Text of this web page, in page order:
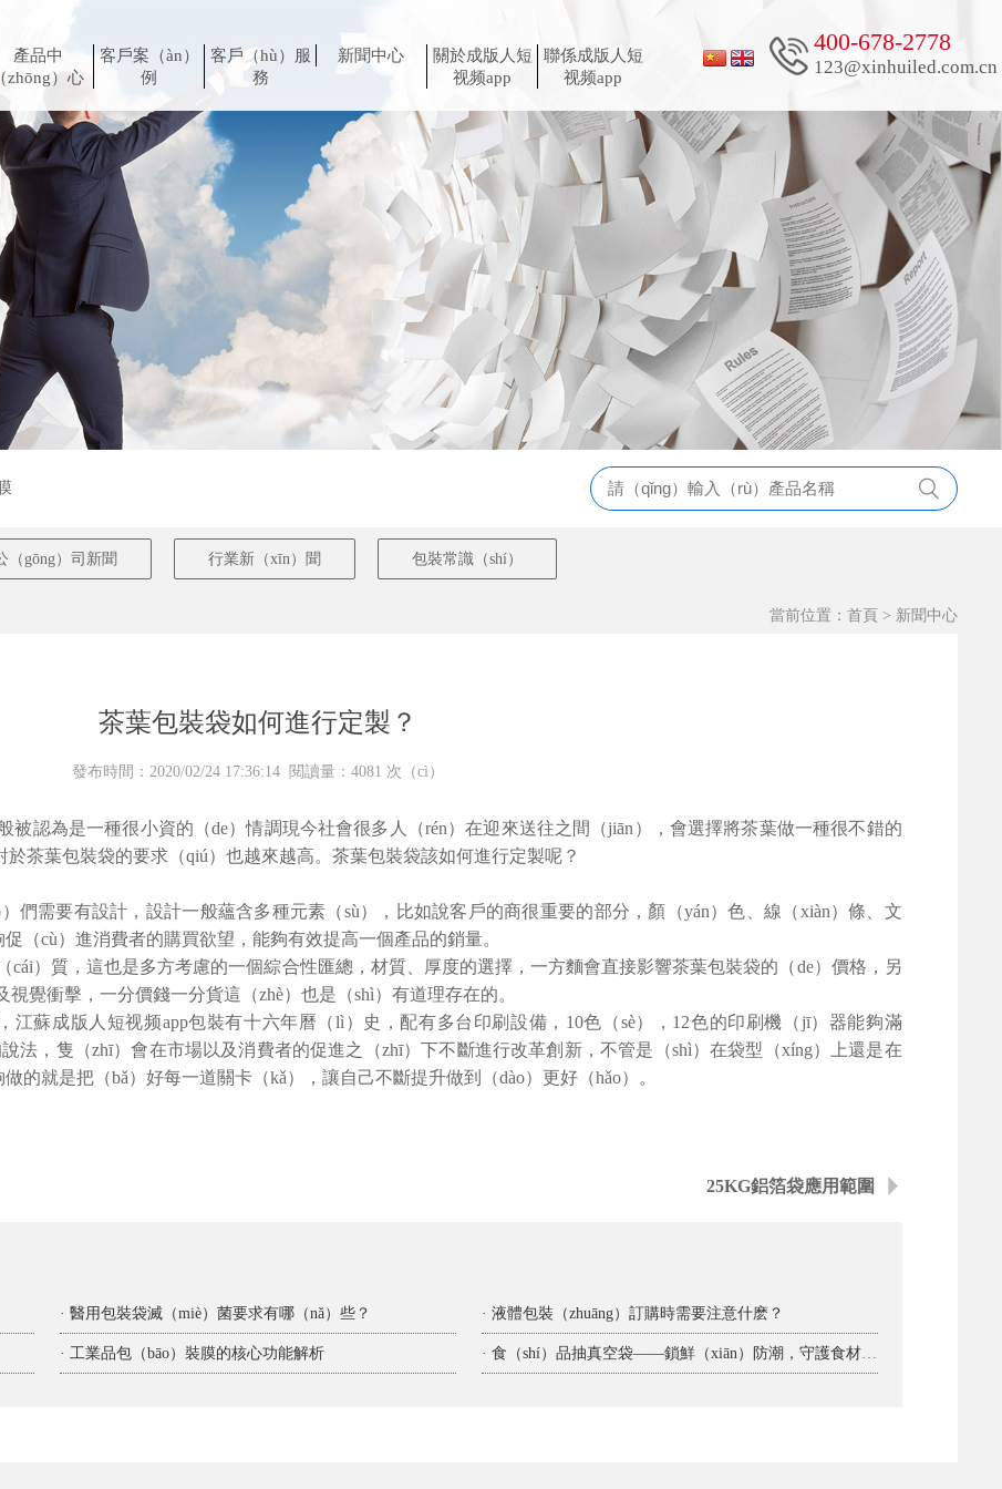
產品中
（zhōng）心
客戶案（àn）
例
客戶（hù）服
務
新聞中心
關於成版人短
视频app
聯係成版人短
视频app
400-678-2778
123@xinhuiled.com.cn
（gōng）司新聞 行業新（xīn）聞 包裝常識（shí）
當前位置： 首頁 > 新聞中心
茶葉包裝袋如何進行定製？
發布時間：2020/02/24 17:36:14 閱讀量：4081 次（cì）
被認為是一種很小資的（de）情調現今社會很多人（rén）在迎來送往之間（jiān），會選擇將茶葉做一種很不錯的
茶葉包裝袋的要求（qiú）也越來越高。茶葉包裝袋該如何進行定製呢？
們需要有設計，設計一般蘊含多種元素（sù），比如說客戶的商很重要的部分，顏（yán）色、線（xiàn）條、文
（cù）進消費者的購買欲望，能夠有效提高一個產品的銷量。
cái）質，這也是多方考慮的一個綜合性匯總，材質、厚度的選擇，一方麵會直接影響茶葉包裝袋的（de）價格，另
覺衝擊，一分價錢一分貨這（zhè）也是（shì）有道理存在的。
江蘇成版人短视频app包裝有十六年曆（lì）史，配有多台印刷設備，10色（sè），12色的印刷機（jī）器能夠滿
法，隻（zhī）會在市場以及消費者的促進之（zhī）下不斷進行改革創新，不管是（shì）在袋型（xíng）上還是在
的就是把（bǎ）好每一道關卡（kǎ），讓自己不斷提升做到（dào）更好（hǎo）。
25KG鋁箔袋應用範圍
· 醫用包裝袋滅（miè）菌要求有哪（nǎ）些？ · 液體包裝（zhuāng）訂購時需要注意什麽？
· 工業品包（bāo）裝膜的核心功能解析 · 食（shí）品抽真空袋——鎖鮮（xiān）防潮，守護食材本味